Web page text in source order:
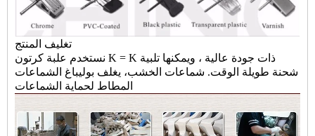
تغليف المنتج
نستخدم علبة كرتون K = K ذات جودة عالية ، ويمكنها تلبية
شحنة طويلة الوقت. شماعات الخشب، يغلف بوليباغ الشماعات
المطاط لحماية الشماعات